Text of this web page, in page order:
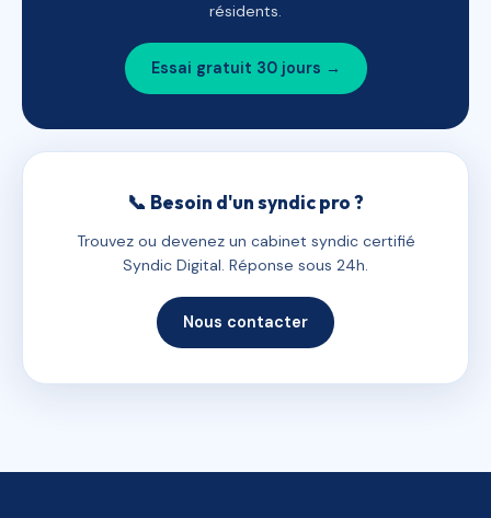
résidents.
Essai gratuit 30 jours →
📞 Besoin d'un syndic pro ?
Trouvez ou devenez un cabinet syndic certifié
Syndic Digital. Réponse sous 24h.
Nous contacter